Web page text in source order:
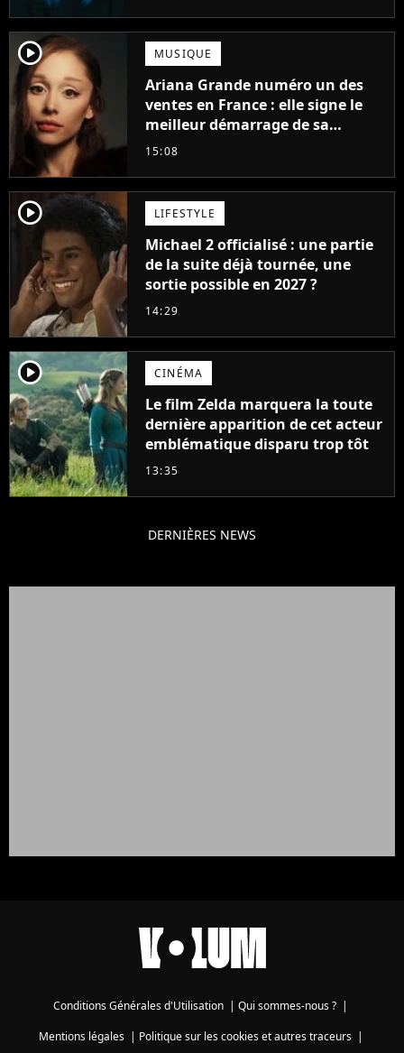
player2 MUSIQUE
Ariana Grande numéro un des
ventes en France : elle signe le
meilleur démarrage de sa
carrière avec son album Petal
15:08
player2 LIFESTYLE
Michael 2 officialisé : une partie
de la suite déjà tournée, une
sortie possible en 2027 ?
14:29
player2 CINÉMA
Le film Zelda marquera la toute
dernière apparition de cet acteur
emblématique disparu trop tôt
13:35
DERNIÈRES NEWS
Conditions Générales d'Utilisation | Qui sommes-nous ? |
Mentions légales| Politique sur les cookies et autres traceurs|